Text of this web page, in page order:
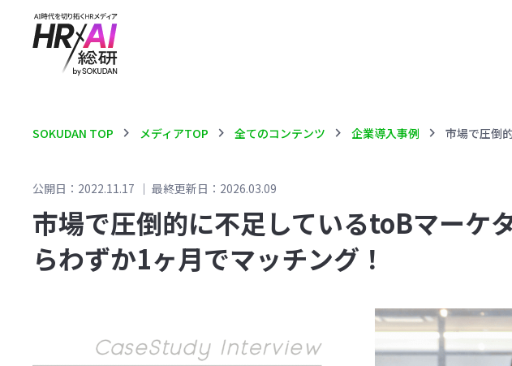
SOKUDAN TOP chevron_right メディアTOP chevron_right 全てのコンテンツ chevron_right 企業導入事例 chevron_right
公開日：2022.11.17 ｜ 最終更新日：2026.03.09
市場で圧倒的に不足しているtoBマーケ
らわずか1ヶ月でマッチング！